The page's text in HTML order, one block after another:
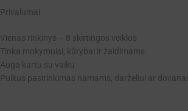
Privalumai
Vienas rinkinys – 8 skirtingos veiklos
Tinka mokymuisi, kūrybai ir žaidimams
Auga kartu su vaiku
Puikus pasirinkimas namams, darželiui ar dovanai